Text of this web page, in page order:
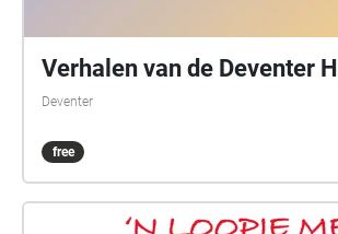
Verhalen van de Deventer
Deventer
free